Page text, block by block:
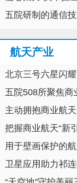
五院研制的通信
航天产业
北京三号六星闪
五院508所聚焦商
主动拥抱商业航
把握商业航天“新
用于壁画保护的
卫星应用助力祁